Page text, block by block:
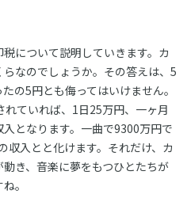
について説明していきます。カ
なのでしょうか。その答えは、5
の5円とも侮ってはいけません。
ていれば、1日25万円、一ヶ月
となります。一曲で9300万円で
収入とと化けます。それだけ、カ
き、音楽に夢をもつひとたちが
。